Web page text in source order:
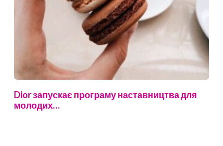
Dior запускає програму наставництва для
молодих…